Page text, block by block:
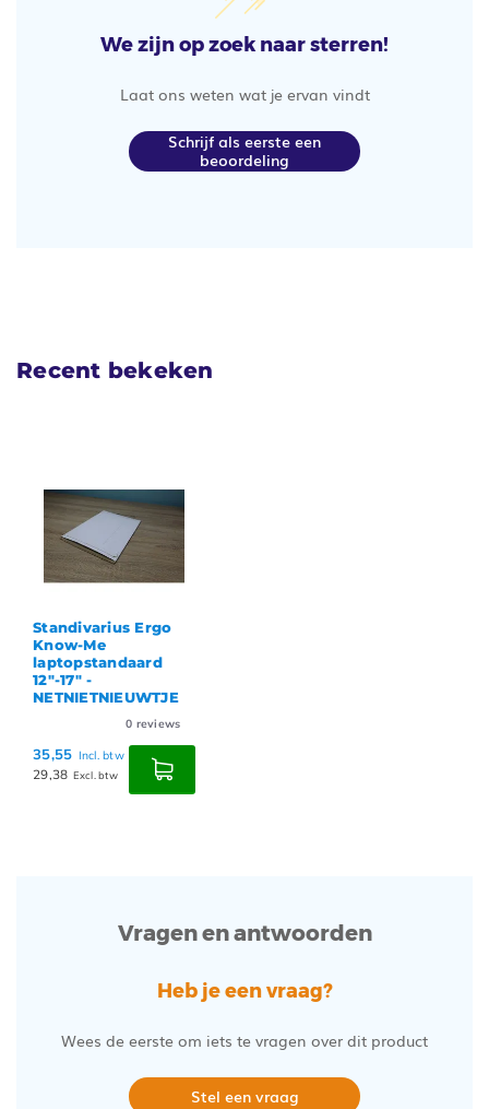
We zijn op zoek naar sterren!
Laat ons weten wat je ervan vindt
Schrijf als eerste een
beoordeling
Recent bekeken
Standivarius Ergo
Know-Me
laptopstandaard
12"-17" -
NETNIETNIEUWTJE
0 reviews
35,55 Incl. btw
29,38 Excl. btw
Vragen en antwoorden
Heb je een vraag?
Wees de eerste om iets te vragen over dit product
Stel een vraag